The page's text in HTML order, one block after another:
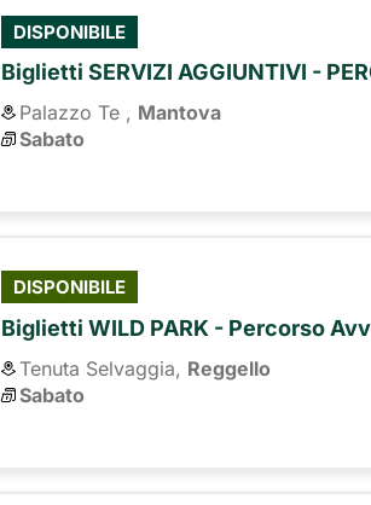
DISPONIBILE
Biglietti SERVIZI AGGIUNTIVI -
Palazzo Te , Mantova
Sabato
DISPONIBILE
Biglietti WILD PARK - Percorso
Tenuta Selvaggia, Reggello
Sabato